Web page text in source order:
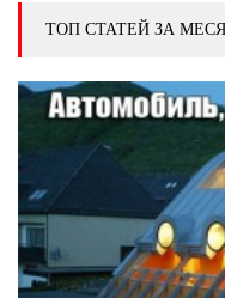
ТОП СТАТЕЙ ЗА